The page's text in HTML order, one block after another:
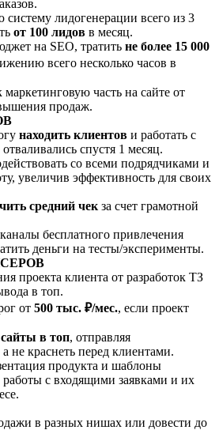
систему лидогенерации всего из 3
от 100 лидов в месяц.
на SEO, тратить не более 15 000
всего несколько часов в
часть на сайте от
продаж.
находить клиентов и работать с
спустя 1 месяц.
со всеми подрядчиками и
увеличив эффективность для своих
средний чек за счет грамотной
бесплатного привлечения
деньги на тесты/эксперименты.
проекта клиента от разработок ТЗ
в топ.
от 500 тыс. ₽/мес., если проект
в топ, отправляя
не краснеть перед клиентами.
продукта и шаблоны
работы с входящими заявками и их
в разных нишах или довести до